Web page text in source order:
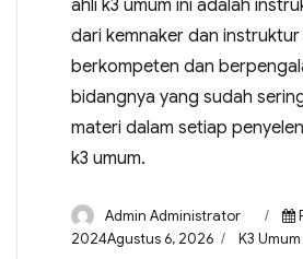
ahli k3 umum ini adalah
dari kemnaker dan instruktur
berkompeten dan
bidangnya yang sudah
materi dalam setiap
k3 umum.
Admin Administrator
2024Agustus 6, 2026
K3 Umum